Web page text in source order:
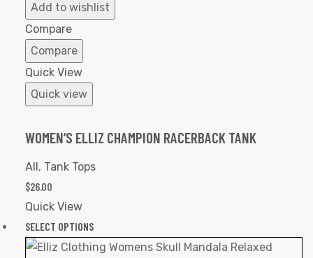
Add to wishlist
Compare
Compare
Quick View
Quick view
WOMEN’S ELLIZ CHAMPION RACERBACK TANK
All, Tank Tops
$26.00
Quick View
SELECT OPTIONS